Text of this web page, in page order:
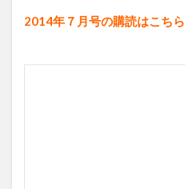
2014年７月号の購読はこちら